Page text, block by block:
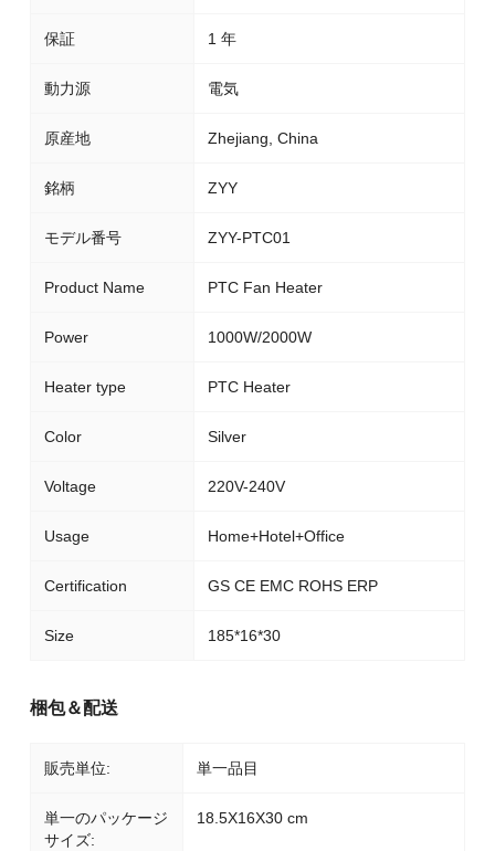
保証 1 年
動力源 電気
原産地 Zhejiang, China
銘柄 ZYY
モデル番号 ZYY-PTC01
Product Name PTC Fan Heater
Power 1000W/2000W
Heater type PTC Heater
Color Silver
Voltage 220V-240V
Usage Home+Hotel+Office
Certification GS CE EMC ROHS ERP
Size 185*16*30
梱包＆配送
販売単位: 単一品目
単一のパッケージ
サイズ:
18.5X16X30 cm